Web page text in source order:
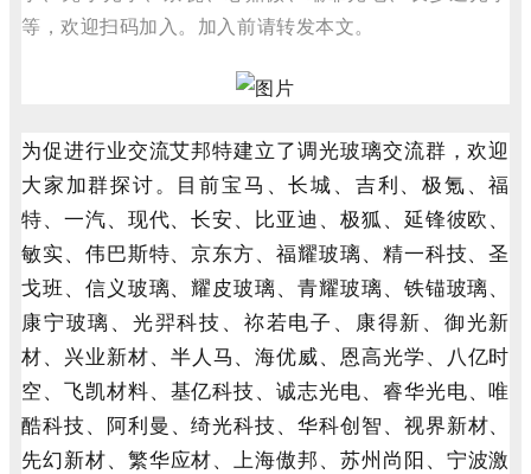
等，欢迎扫码加入。加入前请转发本文。
为促进行业交流艾邦特建立了调光玻璃交流群，欢迎
大家加群探讨。目前宝马、长城、吉利、极氪、福
特、一汽、现代、长安、比亚迪、极狐、延锋彼欧、
敏实、伟巴斯特、京东方、福耀玻璃、精一科技、圣
戈班、信义玻璃、耀皮玻璃、青耀玻璃、铁锚玻璃、
康宁玻璃、光羿科技、祢若电子、康得新、御光新
材、兴业新材、半人马、海优威、恩高光学、八亿时
空、飞凯材料、基亿科技、诚志光电、睿华光电、唯
酷科技、阿利曼、绮光科技、华科创智、视界新材、
先幻新材、繁华应材、上海傲邦、苏州尚阳、宁波激